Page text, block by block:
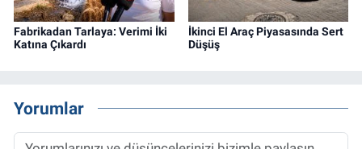
Fabrikadan Tarlaya: Verimi İki
Katına Çıkardı
İkinci El Araç Piyasasında Sert
Düşüş
Yorumlar